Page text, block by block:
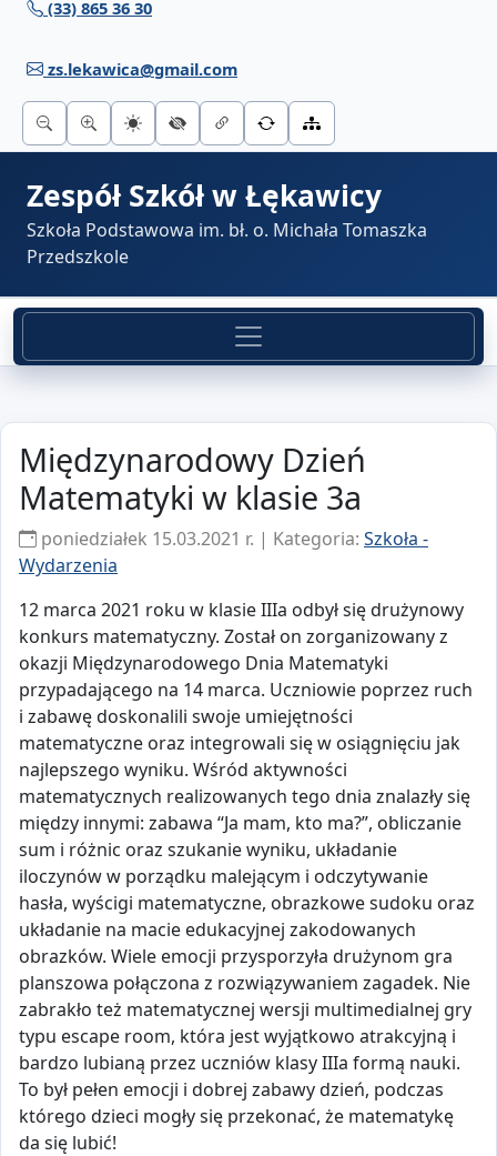
Przejdź do treści
(33) 865 36 30
zs.lekawica@gmail.com
Zespół Szkół w Łękawicy
Szkoła Podstawowa im. bł. o. Michała Tomaszka
Przedszkole
Międzynarodowy Dzień
Matematyki w klasie 3a
poniedziałek 15.03.2021 r. | Kategoria: Szkoła -
Wydarzenia
12 marca 2021 roku w klasie IIIa odbył się drużynowy
konkurs matematyczny. Został on zorganizowany z
okazji Międzynarodowego Dnia Matematyki
przypadającego na 14 marca. Uczniowie poprzez ruch
i zabawę doskonalili swoje umiejętności
matematyczne oraz integrowali się w osiągnięciu jak
najlepszego wyniku. Wśród aktywności
matematycznych realizowanych tego dnia znalazły się
między innymi: zabawa “Ja mam, kto ma?”, obliczanie
sum i różnic oraz szukanie wyniku, układanie
iloczynów w porządku malejącym i odczytywanie
hasła, wyścigi matematyczne, obrazkowe sudoku oraz
układanie na macie edukacyjnej zakodowanych
obrazków. Wiele emocji przysporzyła drużynom gra
planszowa połączona z rozwiązywaniem zagadek. Nie
zabrakło też matematycznej wersji multimedialnej gry
typu escape room, która jest wyjątkowo atrakcyjną i
bardzo lubianą przez uczniów klasy IIIa formą nauki.
To był pełen emocji i dobrej zabawy dzień, podczas
którego dzieci mogły się przekonać, że matematykę
da się lubić!